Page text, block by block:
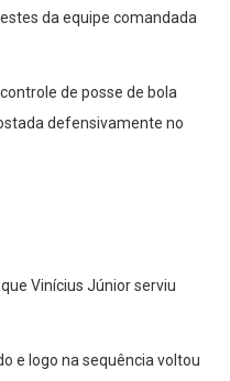
da equipe comandada
de posse de bola
defensivamente no
Vinícius Júnior serviu
e logo na sequência voltou